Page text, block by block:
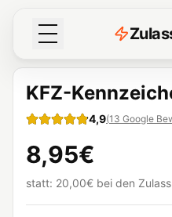
Z
KFZ-
4,9(13 Google
8,95€
statt: 20,00€ bei den